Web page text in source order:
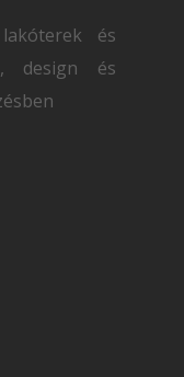
és
design és